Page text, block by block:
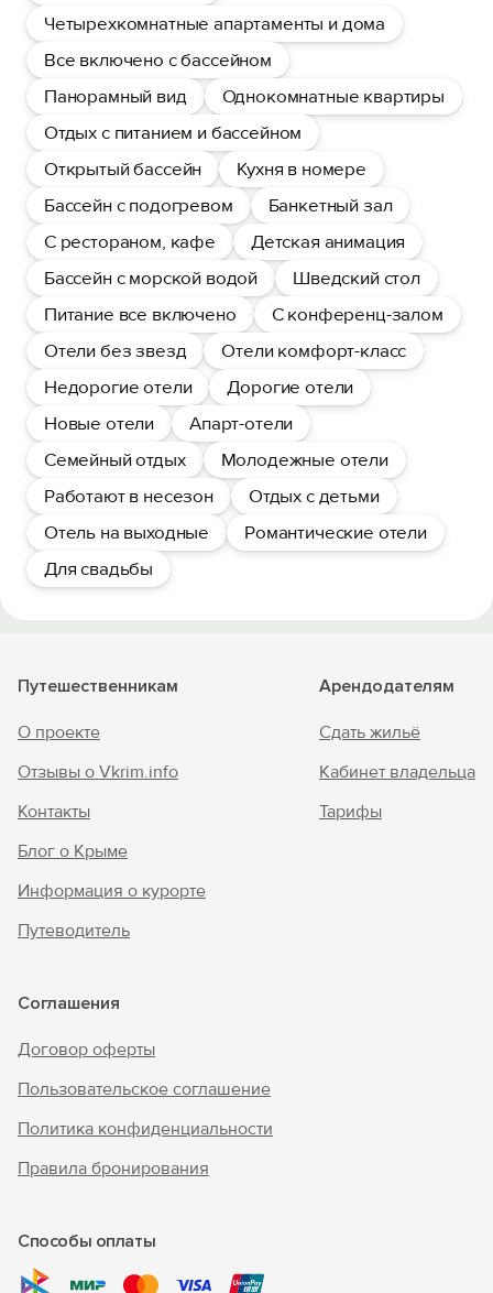
Четырехкомнатные апартаменты и дома
Все включено с бассейном
Панорамный вид
Однокомнатные квартиры
Отдых с питанием и бассейном
Открытый бассейн
Кухня в номере
Бассейн с подогревом
Банкетный зал
С рестораном, кафе
Детская анимация
Бассейн с морской водой
Шведский стол
Питание все включено
С конференц-залом
Отели без звезд
Отели комфорт-класс
Недорогие отели
Дорогие отели
Новые отели
Апарт-отели
Семейный отдых
Молодежные отели
Работают в несезон
Отдых с детьми
Отель на выходные
Романтические отели
Для свадьбы
Путешественникам
О проекте
Отзывы о Vkrim.info
Контакты
Блог о Крыме
Информация о курорте
Путеводитель
Арендодателям
Сдать жильё
Кабинет владельца
Тарифы
Соглашения
Договор оферты
Пользовательское соглашение
Политика конфиденциальности
Правила бронирования
Способы оплаты